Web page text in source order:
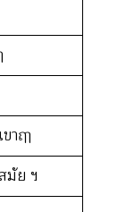
าฤๅ
มัย ฯ